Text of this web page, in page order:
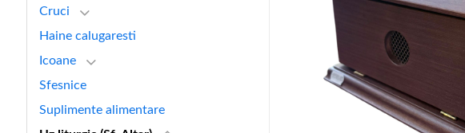
Cruci
Haine calugaresti
Icoane
Sfesnice
Suplimente alimentare